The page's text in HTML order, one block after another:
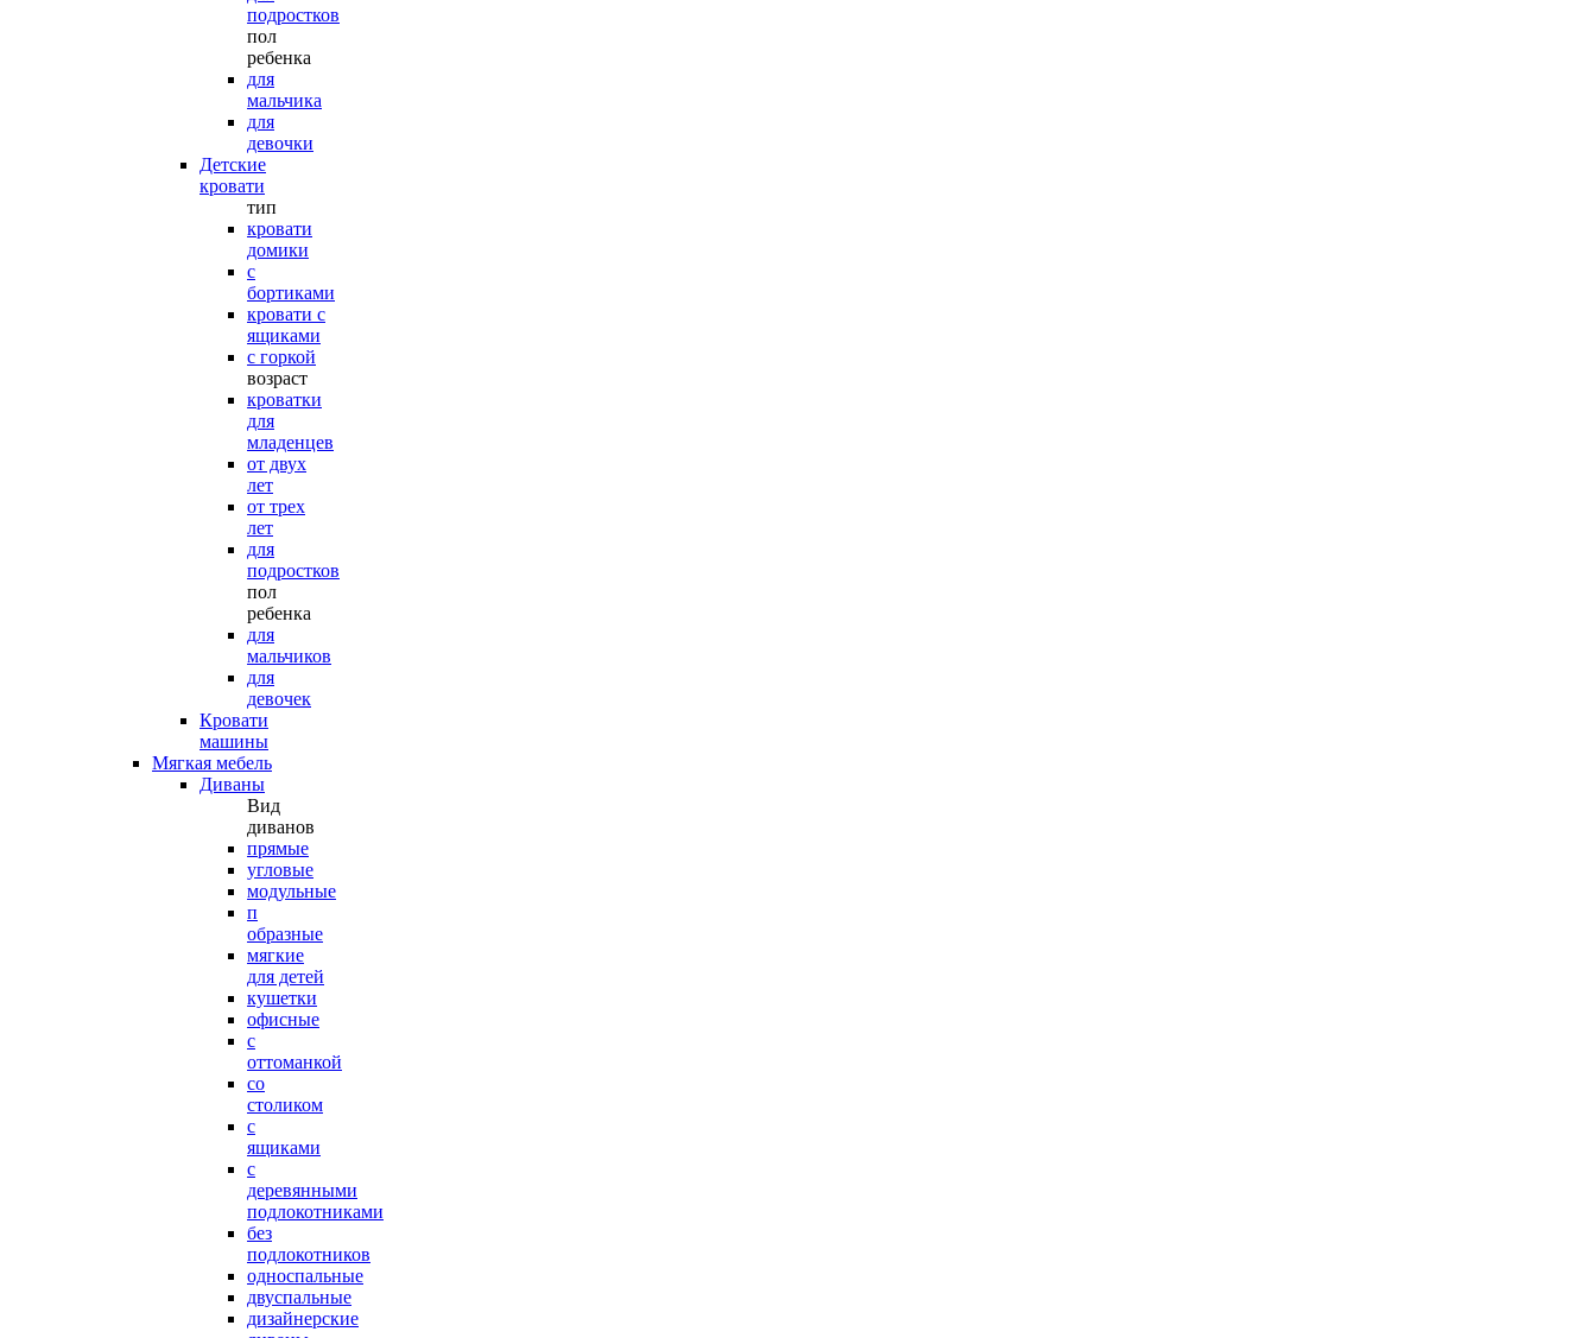
подростков
пол
ребенка
для
мальчика
для
девочки
Детские
кровати
тип
кровати
домики
с
бортиками
кровати с
ящиками
с горкой
возраст
кроватки
для
младенцев
от двух
лет
от трех
лет
для
подростков
пол
ребенка
для
мальчиков
для
девочек
Кровати
машины
Мягкая мебель
Диваны
Вид
диванов
прямые
угловые
модульные
п
образные
мягкие
для детей
кушетки
офисные
с
оттоманкой
со
столиком
с
ящиками
с
деревянными
подлокотниками
без
подлокотников
односпальные
двуспальные
дизайнерские